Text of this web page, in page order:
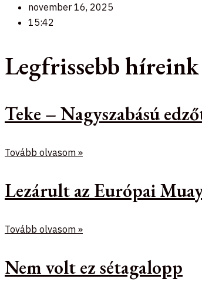
november 16, 2025
15:42
Legfrissebb híreink
Teke – Nagyszabású
Tovább olvasom »
Lezárult az Európai
Tovább olvasom »
Nem volt ez sétagalopp